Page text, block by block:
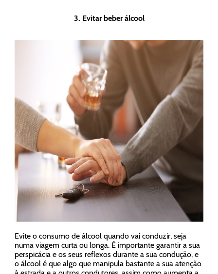
3. Evitar beber álcool
Evite o consumo de álcool quando vai conduzir, seja
numa viagem curta ou longa. É importante garantir a sua
perspicácia e os seus reflexos durante a sua condução, e
o álcool é que algo que manipula bastante a sua atenção